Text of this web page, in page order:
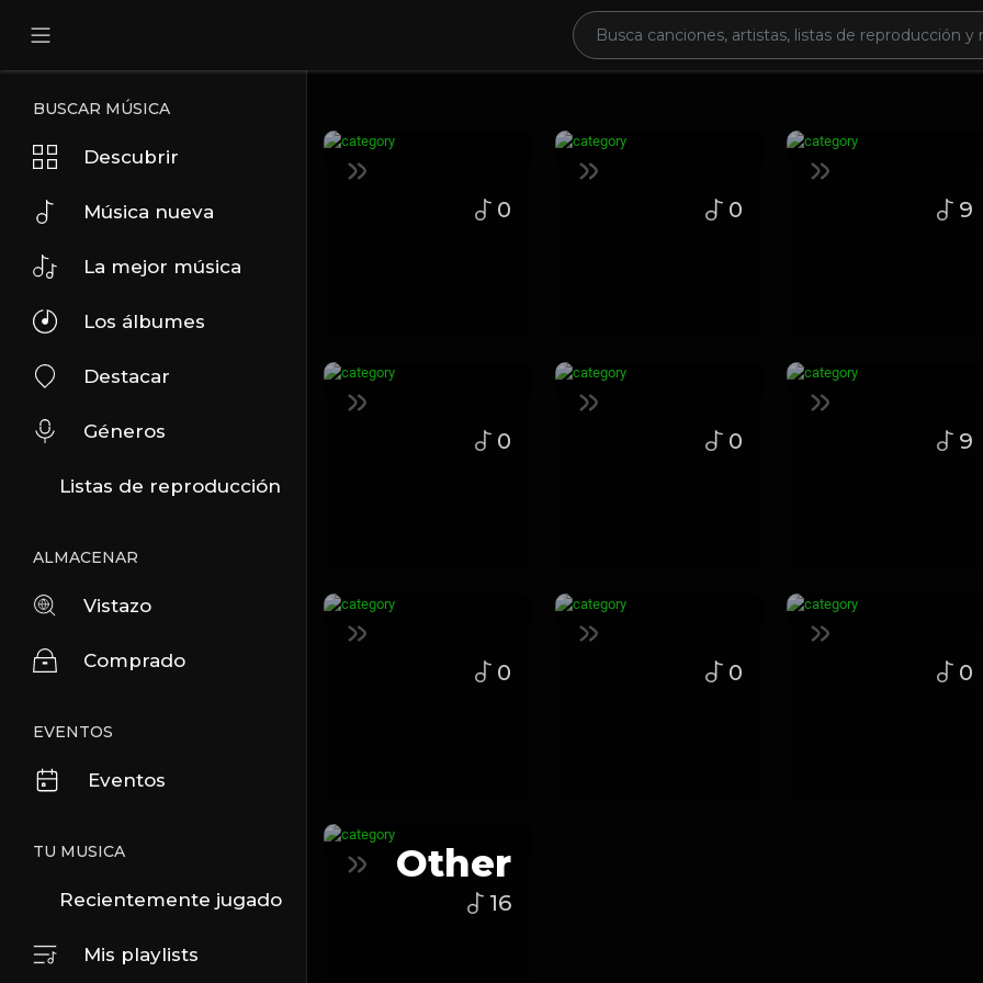
BUSCAR MÚSICA
Descubrir
Música nueva
La mejor música
Los álbumes
Destacar
Géneros
Listas de reproducción
ALMACENAR
Vistazo
Comprado
EVENTOS
Eventos
TU MUSICA
Recientemente jugado
Mis playlists
0 0 9
0 0 9
0 0 0
Other
16